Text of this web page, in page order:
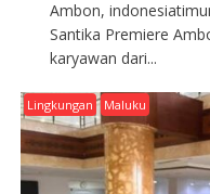
Ambon,
Santika Premiere
karyawan dari...
Lingkungan Maluku